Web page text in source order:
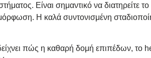
Είναι σημαντικό να διατηρείτε
Η καλά συντονισμένη
πώς η καθαρή δομή επιπέδων, το